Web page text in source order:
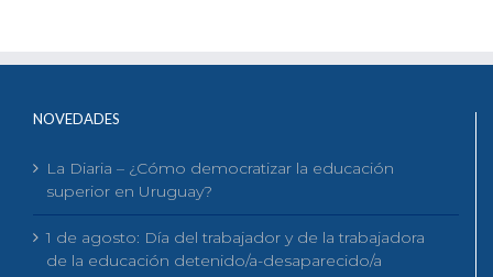
NOVEDADES
La Diaria – ¿Cómo democratizar la educación
superior en Uruguay?
1 de agosto: Día del trabajador y de la trabajadora
de la educación detenido/a-desaparecido/a